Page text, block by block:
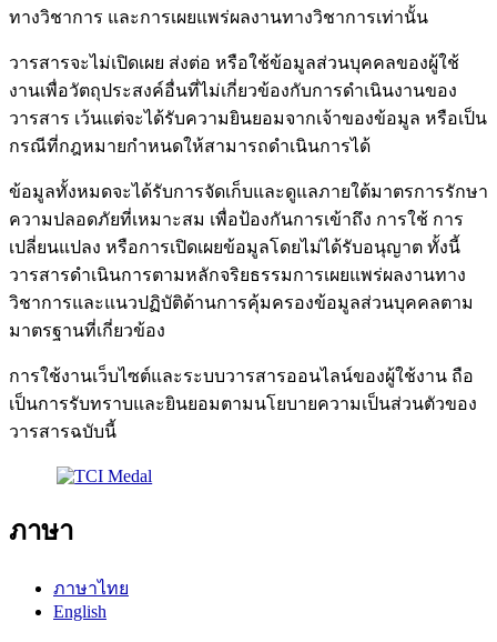
ทางวิชาการ และการเผยแพร่ผลงานทางวิชาการเท่านั้น
วารสารจะไม่เปิดเผย ส่งต่อ หรือใช้ข้อมูลส่วนบุคคลของผู้ใช้
งานเพื่อวัตถุประสงค์อื่นที่ไม่เกี่ยวข้องกับการดำเนินงานของ
วารสาร เว้นแต่จะได้รับความยินยอมจากเจ้าของข้อมูล หรือเป็น
กรณีที่กฎหมายกำหนดให้สามารถดำเนินการได้
ข้อมูลทั้งหมดจะได้รับการจัดเก็บและดูแลภายใต้มาตรการรักษา
ความปลอดภัยที่เหมาะสม เพื่อป้องกันการเข้าถึง การใช้ การ
เปลี่ยนแปลง หรือการเปิดเผยข้อมูลโดยไม่ได้รับอนุญาต ทั้งนี้
วารสารดำเนินการตามหลักจริยธรรมการเผยแพร่ผลงานทาง
วิชาการและแนวปฏิบัติด้านการคุ้มครองข้อมูลส่วนบุคคลตาม
มาตรฐานที่เกี่ยวข้อง
การใช้งานเว็บไซต์และระบบวารสารออนไลน์ของผู้ใช้งาน ถือ
เป็นการรับทราบและยินยอมตามนโยบายความเป็นส่วนตัวของ
วารสารฉบับนี้
ภาษา
ภาษาไทย
English